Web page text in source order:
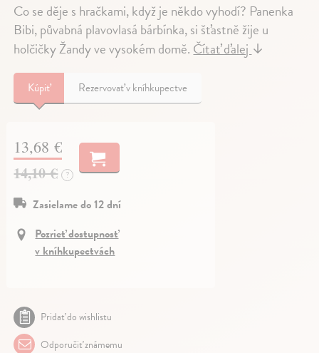
Co se děje s hračkami, když je někdo vyhodí? Panenka
Bibi, půvabná plavovlasá bárbínka, si šťastně žije u
holčičky Žandy ve vysokém domě.Čítať ďalej↓
Kúpiť Rezervovať v kníhkupectve
13,68 €
14,10 €
?
Zasielame do 12 dní
Pozrieť dostupnosť
v kníhkupectvách
Pridať do wishlistu
Odporučiť známemu